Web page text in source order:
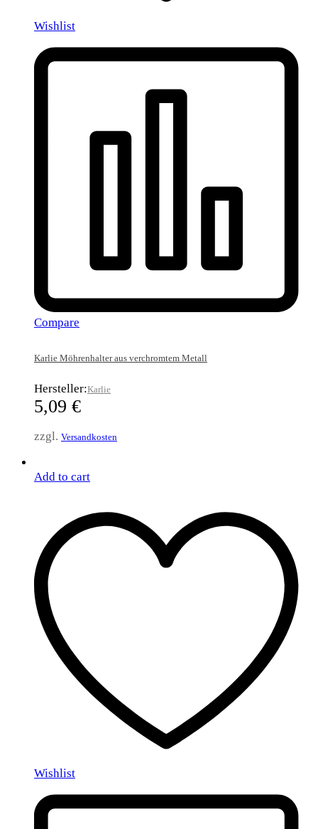
Wishlist
Compare
Karlie Möhrenhalter aus verchromtem Metall
Hersteller:Karlie
5,09 €
zzgl. Versandkosten
Add to cart
Wishlist